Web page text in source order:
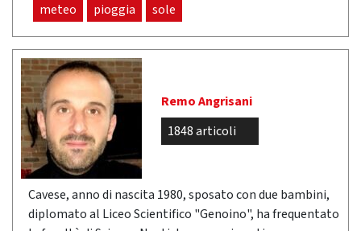
meteo pioggia sole
Remo Angrisani
1848 articoli
Cavese, anno di nascita 1980, sposato con due bambini,
diplomato al Liceo Scientifico "Genoino", ha frequentato